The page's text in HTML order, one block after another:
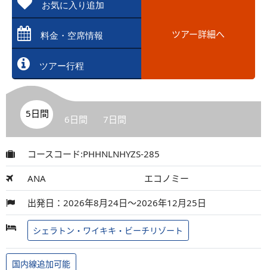
お気に入り追加
料金・空席情報
ツアー行程
ツアー詳細へ
5日間 6日間 7日間
コースコード:PHHNLNHYZS-285
ANA エコノミー
出発日：2026年8月24日～2026年12月25日
シェラトン・ワイキキ・ビーチリゾート
国内線追加可能